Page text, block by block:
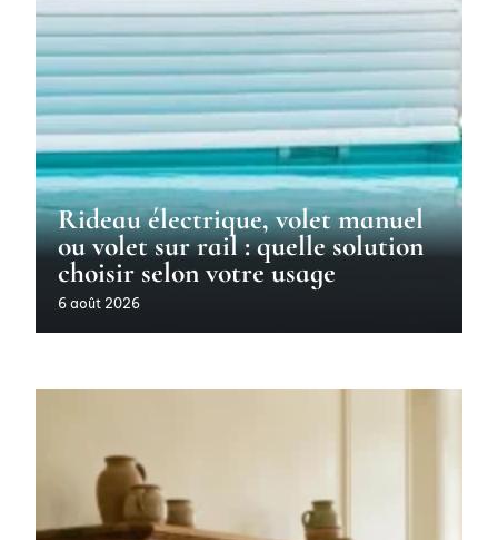
Rideau électrique, volet manuel
ou volet sur rail : quelle solution
choisir selon votre usage
6 août 2026